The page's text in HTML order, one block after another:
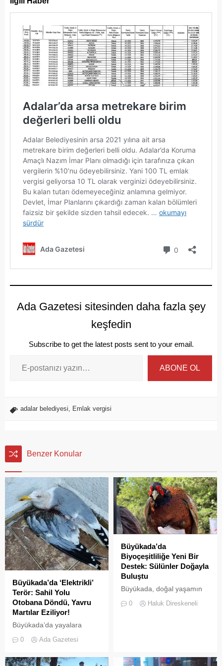
Ada Gazetesi sitesinden daha fazla şey
keşfedin
Subscribe to get the latest posts sent to your email.
ABONE OL
adalar belediyesi, Emlak vergisi
Benzer Konular
Büyükada’da ‘Elektrikli’
Terör: Sahil Yolu
Otobana Döndü, Yavru
Martılar Eziliyor!
Büyükada’da yayalara
tanımaz elektrikli araç
ölüm yoluna dönüştü.
0 Ada Gazetesi
Büyükada’da
Biyoçeşitliliğe Yeni Bir
Destek: Sülünler Doğayla
Buluştu
Büyükada, doğal yaşamın
çeşitliliğin
Koruma ve Milli Parklar
0 Haluk Direskeneli